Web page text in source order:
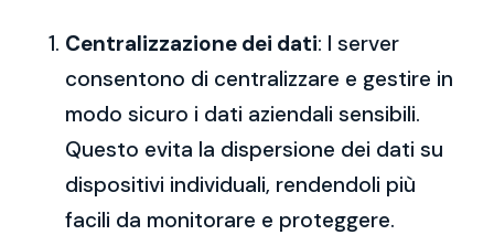
Centralizzazione dei dati: I server
consentono di centralizzare e gestire in
modo sicuro i dati aziendali sensibili.
Questo evita la dispersione dei dati su
dispositivi individuali, rendendoli più
facili da monitorare e proteggere.